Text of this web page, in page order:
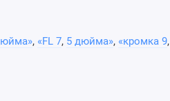
, «FL 7, 5 дюйма», «кромка 9,